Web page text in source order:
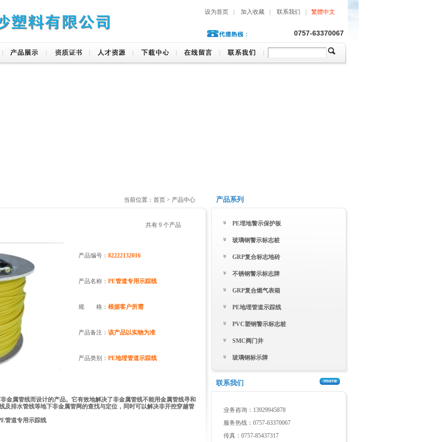
设为首页 加入收藏 联系我们 繁體中文
0757-63370067
当前位置：首页 > 产品中心
共有 9 个产品
产品编号： 82222132016
产品名称： PE管道专用示踪线
规 格： 根据客户所需
产品备注： 该产品以实物为准
产品类别： PE地埋管道示踪线
金属管线而设计的产品。它有效地解决了非金属管线不能用金属管线寻和
及排水管线等地下非金属管网的查找与定位，同时可以解决非开控穿越管
道专用示踪线
产品系列
PE埋地警示保护板
玻璃钢警示标志桩
GRP复合标志地砖
不锈钢警示标志牌
GRP复合燃气表箱
PE地埋管道示踪线
PVC塑钢警示标志桩
SMC阀门井
玻璃钢标示牌
联系我们
业务咨询：13929945878
服务热线：0757-63370067
传真：0757-85437317